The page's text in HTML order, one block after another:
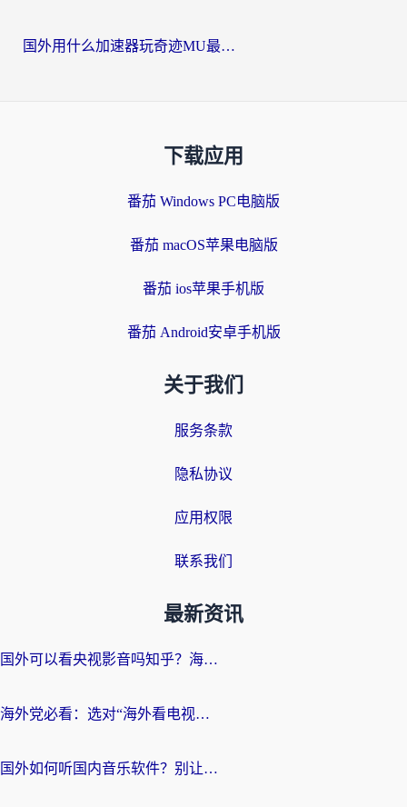
国外用什么加速器玩奇迹MU最好？2026海外玩家国服游戏加速全攻略
下载应用
番茄 Windows PC电脑版
番茄 macOS苹果电脑版
番茄 ios苹果手机版
番茄 Android安卓手机版
关于我们
服务条款
隐私协议
应用权限
联系我们
最新资讯
国外可以看央视影音吗知乎？海外党亲测有效的回国加速方案
海外党必看：选对“海外看电视剧软件”，再也不用愁国内剧刷不了
国外如何听国内音乐软件？别让地域限制，断了你的中文歌单